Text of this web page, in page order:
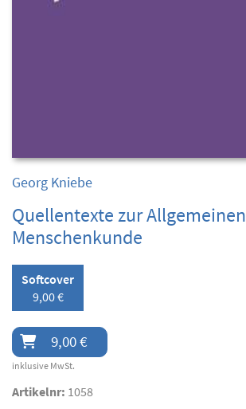
Georg Kniebe
Quellentexte zur Allgemeinen
Menschenkunde
Softcover
9,00 €
9,00 €
inklusive MwSt.
Artikelnr: 1058